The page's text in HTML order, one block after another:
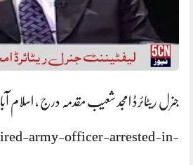
جنرل ریٹائرڈ امجد شعیب مقدمہ درج ، اسلام
army-officer-arrested-in-